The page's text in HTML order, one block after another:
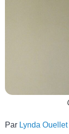
Par Lynda Ouellet